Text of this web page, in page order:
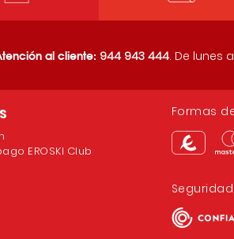
al cliente: 944 943 444. De lunes
EROSKI Club
Formas